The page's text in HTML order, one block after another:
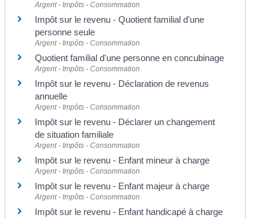
Argent - Impôts - Consommation
Impôt sur le revenu - Quotient familial d'une
personne seule
Argent - Impôts - Consommation
Quotient familial d'une personne en concubinage
Argent - Impôts - Consommation
Impôt sur le revenu - Déclaration de revenus
annuelle
Argent - Impôts - Consommation
Impôt sur le revenu - Déclarer un changement
de situation familiale
Argent - Impôts - Consommation
Impôt sur le revenu - Enfant mineur à charge
Argent - Impôts - Consommation
Impôt sur le revenu - Enfant majeur à charge
Argent - Impôts - Consommation
Impôt sur le revenu - Enfant handicapé à charge